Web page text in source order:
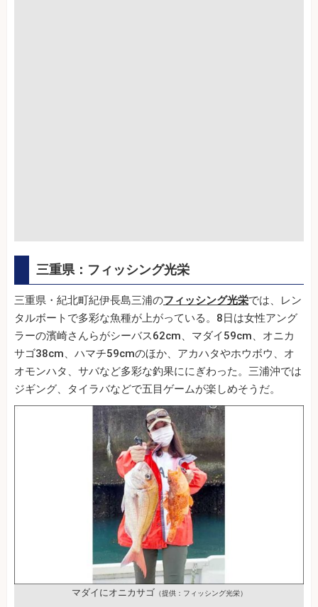
三重県：フィッシング光栄
三重県・紀北町紀伊長島三浦のフィッシング光栄では、レン
タルボートで多彩な魚種が上がっている。8日は女性アング
ラーの濱崎さんらがシーバス62cm、マダイ59cm、オニカ
サゴ38cm、ハマチ59cmのほか、アカハタやホウボウ、オ
オモンハタ、サバなど多彩な釣果ににぎわった。三浦沖では
ジギング、タイラバなどで五目ゲームが楽しめそうだ。
マダイにオニカサゴ （提供：フィッシング光栄）